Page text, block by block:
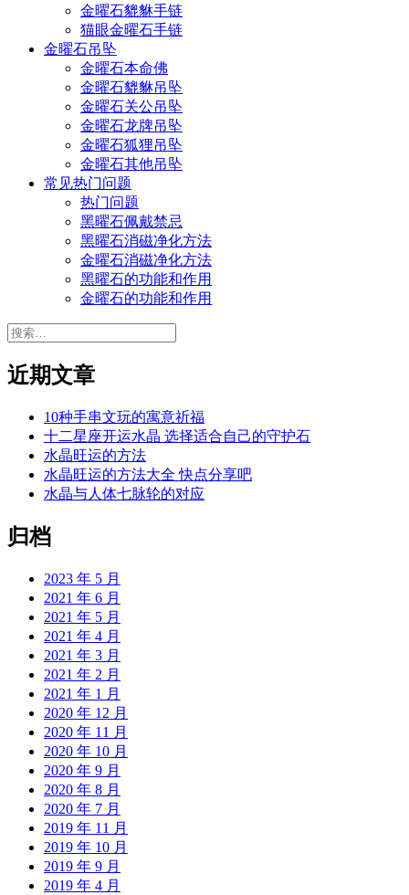
金曜石貔貅手链
猫眼金曜石手链
金曜石吊坠
金曜石本命佛
金曜石貔貅吊坠
金曜石关公吊坠
金曜石龙牌吊坠
金曜石狐狸吊坠
金曜石其他吊坠
常见热门问题
热门问题
黑曜石佩戴禁忌
黑曜石消磁净化方法
金曜石消磁净化方法
黑曜石的功能和作用
金曜石的功能和作用
搜
近期文章
10种手串文玩的寓意祈福
十二星座开运水晶 选择适合自己的守护石
水晶旺运的方法
水晶旺运的方法大全 快点分享吧
水晶与人体七脉轮的对应
归档
2023 年 5 月
2021 年 6 月
2021 年 5 月
2021 年 4 月
2021 年 3 月
2021 年 2 月
2021 年 1 月
2020 年 12 月
2020 年 11 月
2020 年 10 月
2020 年 9 月
2020 年 8 月
2020 年 7 月
2019 年 11 月
2019 年 10 月
2019 年 9 月
2019 年 4 月